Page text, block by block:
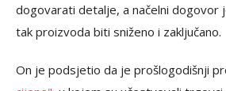
dogovarati detalje, a načelni dogovor
tak proizvoda biti sniženo i zaključano.
On je podsjetio da je prošlogodišnji